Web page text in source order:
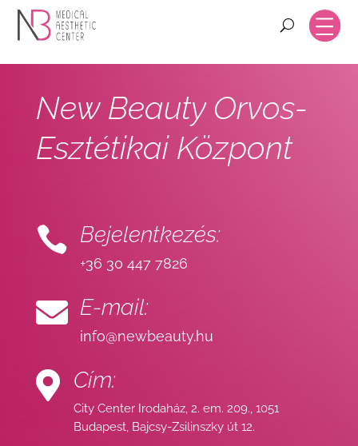
New Beauty Orvos-
Esztétikai Központ
 Bejelentkezés:
+36 30 447 7826
 E-mail:
info@newbeauty.hu
 Cím:
City Center Irodaház, 2. em. 209., 1051
Budapest, Bajcsy-Zsilinszky út 12.